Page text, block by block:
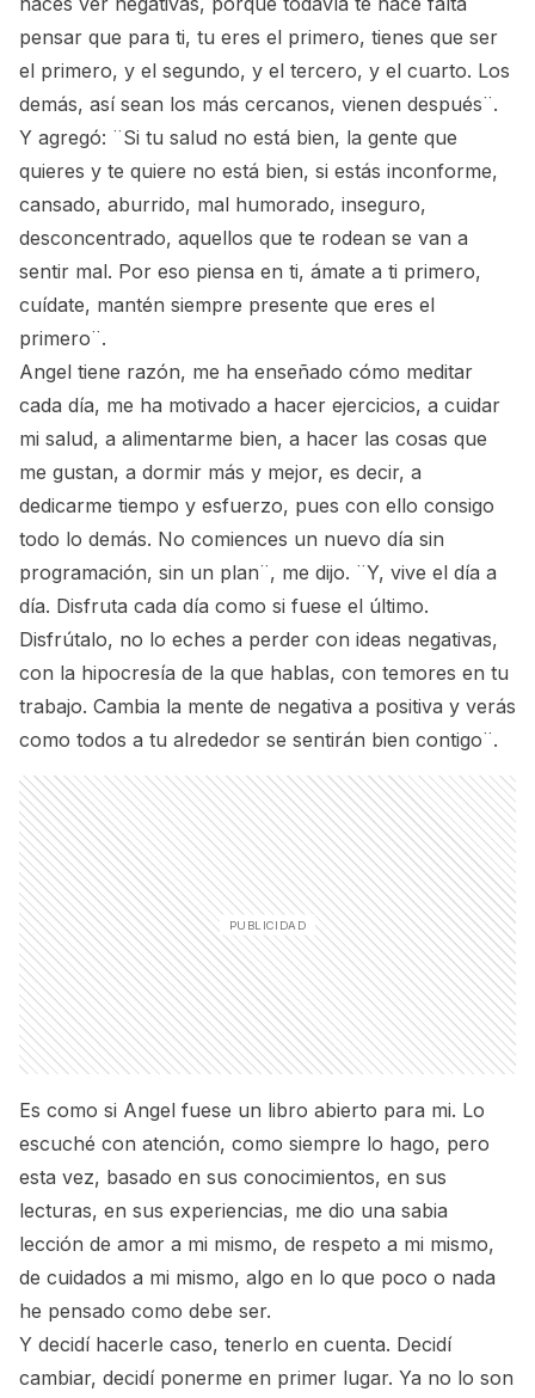
pensar que para ti, tu eres el primero, tienes que ser
el primero, y el segundo, y el tercero, y el cuarto. Los
demás, así sean los más cercanos, vienen después¨.
Y agregó: ¨Si tu salud no está bien, la gente que
quieres y te quiere no está bien, si estás inconforme,
cansado, aburrido, mal humorado, inseguro,
desconcentrado, aquellos que te rodean se van a
sentir mal. Por eso piensa en ti, ámate a ti primero,
cuídate, mantén siempre presente que eres el
primero¨.
Angel tiene razón, me ha enseñado cómo meditar
cada día, me ha motivado a hacer ejercicios, a cuidar
mi salud, a alimentarme bien, a hacer las cosas que
me gustan, a dormir más y mejor, es decir, a
dedicarme tiempo y esfuerzo, pues con ello consigo
todo lo demás. No comiences un nuevo día sin
programación, sin un plan¨, me dijo. ¨Y, vive el día a
día. Disfruta cada día como si fuese el último.
Disfrútalo, no lo eches a perder con ideas negativas,
con la hipocresía de la que hablas, con temores en tu
trabajo. Cambia la mente de negativa a positiva y verás
como todos a tu alrededor se sentirán bien contigo¨.
Es como si Angel fuese un libro abierto para mi. Lo
escuché con atención, como siempre lo hago, pero
esta vez, basado en sus conocimientos, en sus
lecturas, en sus experiencias, me dio una sabia
lección de amor a mi mismo, de respeto a mi mismo,
de cuidados a mi mismo, algo en lo que poco o nada
he pensado como debe ser.
Y decidí hacerle caso, tenerlo en cuenta. Decidí
cambiar, decidí ponerme en primer lugar. Ya no lo son